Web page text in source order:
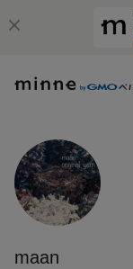
maan